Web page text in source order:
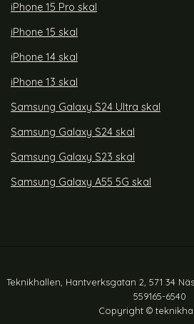
iPhone 15 Pro skal
iPhone 15 skal
iPhone 14 skal
iPhone 13 skal
Samsung Galaxy S24 Ultra skal
Samsung Galaxy S24 skal
Samsung Galaxy S23 skal
Samsung Galaxy A55 5G skal
Teknikhallen, Hantverksgatan 2, 571 34
559165-6540
Copyright ©